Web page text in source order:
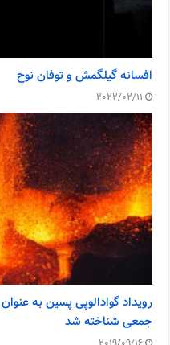
افسانه گیلگمش و توفان نوح
2022/02/11
رویداد گوادالوپی پسین به
جمعی شناخته شد